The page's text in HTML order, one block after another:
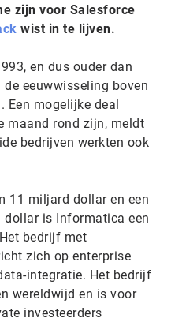
zijn voor Salesforce
wist in te lijven.
en dus ouder dan
eeuwwisseling boven
Een mogelijke deal
maand rond zijn, meldt
bedrijven werkten ook
11 miljard dollar en een
is Informatica een
bedrijf met
zich op enterprise
integratie. Het bedrijf
wereldwijd en is voor
investeerders